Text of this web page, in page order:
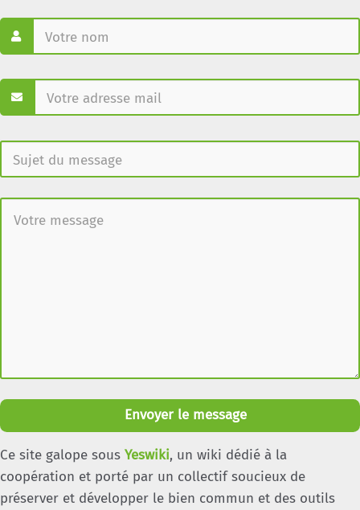
Envoyer le message
Ce site galope sous Yeswiki, un wiki dédié à la
coopération et porté par un collectif soucieux de
préserver et développer le bien commun et des outils